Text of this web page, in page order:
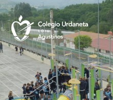
Skip
to
content